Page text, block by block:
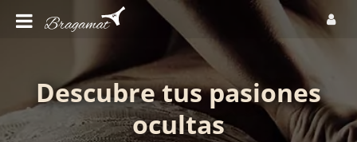
Descubre tus pasiones
ocultas